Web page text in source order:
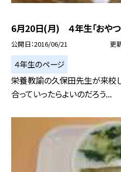
6月20日(月) ４年生「おやつ
公開日 2016/06/21 更
４年生のページ
栄養教諭の久保田先生が来校し
合っていったらよいのだろう...